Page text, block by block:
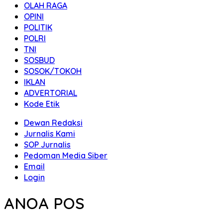
OLAH RAGA
OPINI
POLITIK
POLRI
TNI
SOSBUD
SOSOK/TOKOH
IKLAN
ADVERTORIAL
Kode Etik
Dewan Redaksi
Jurnalis Kami
SOP Jurnalis
Pedoman Media Siber
Email
Login
ANOA POS